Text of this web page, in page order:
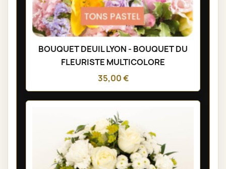
BOUQUET DEUIL LYON - BOUQUET DU
FLEURISTE MULTICOLORE
35,00 €